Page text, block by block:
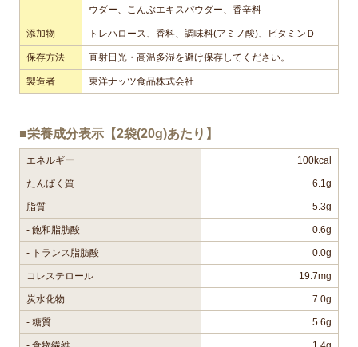
ウダー、こんぶエキスパウダー、香辛料
添加物 トレハロース、香料、調味料(アミノ酸)、ビタミンＤ
保存方法 直射日光・高温多湿を避け保存してください。
製造者 東洋ナッツ食品株式会社
■栄養成分表示【2袋(20g)あたり】
エネルギー 100kcal
たんぱく質 6.1g
脂質 5.3g
- 飽和脂肪酸 0.6g
- トランス脂肪酸 0.0g
コレステロール 19.7mg
炭水化物 7.0g
- 糖質 5.6g